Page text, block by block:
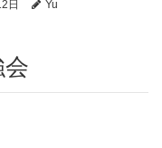
日
Yu
会